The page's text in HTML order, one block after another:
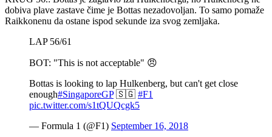
dobiva plave zastave čime je Bottas nezadovoljan. To samo pomaže
Raikkonenu da ostane ispod sekunde iza svog zemljaka.
LAP 56/61
BOT: "This is not acceptable" 😠
Bottas is looking to lap Hulkenberg, but can't get close
enough#SingaporeGP🇸🇬 #F1
pic.twitter.com/s1tQUQcgk5
— Formula 1 (@F1) September 16, 2018